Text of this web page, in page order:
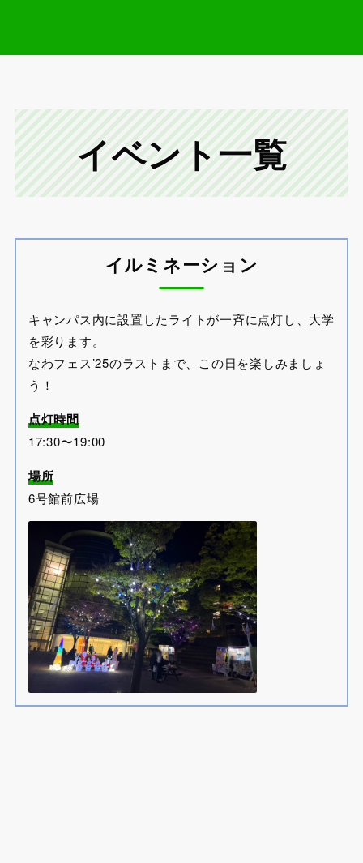
イベント一覧
イルミネーション
キャンパス内に設置したライトが一斉に点灯し、大学
を彩ります。
なわフェス’25のラストまで、この日を楽しみましょ
う！
点灯時間
17:30〜19:00
場所
6号館前広場